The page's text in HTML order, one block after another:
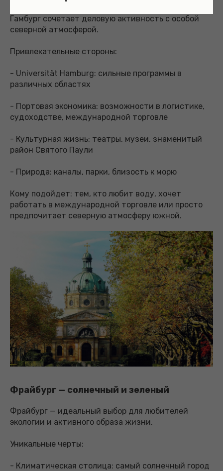
Гамбург сочетает деловую активность с особой
северной атмосферой.
Привлекательные стороны:
- Universität Hamburg: сильные программы в
различных областях
- Портовая экономика: возможности в логистике,
судоходстве, международной торговле
- Культурная жизнь: театры, музеи, знаменитый
район Святого Паули
- Природа: каналы, парки, близость к морю
Кому подойдет: тем, кто любит воду, хочет
работать в международной торговле или просто
предпочитает северную атмосферу южной.
Фрайбург — солнечный и зеленый
Фрайбург — идеальный выбор для любителей
экологии и активного образа жизни.
Уникальные черты:
- Климатическая столица: самый солнечный город